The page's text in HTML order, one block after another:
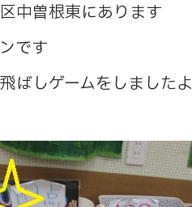
中曽根東にあります
です
ばしゲームをしましたよ